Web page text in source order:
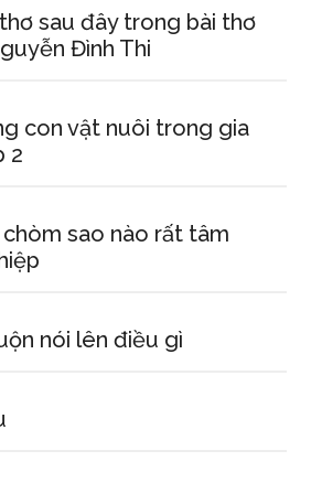
sau đây trong bài thơ
Đình Thi
con vật nuôi trong gia
2
sao nào rất tâm
nói lên điều gì